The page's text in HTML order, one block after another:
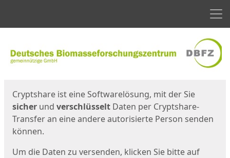
Cryptshare ist eine Softwarelösung, mit der Sie
sicher und verschlüsselt Daten per Cryptshare-
Transfer an eine andere autorisierte Person senden
können.
Um die Daten zu versenden, klicken Sie bitte auf